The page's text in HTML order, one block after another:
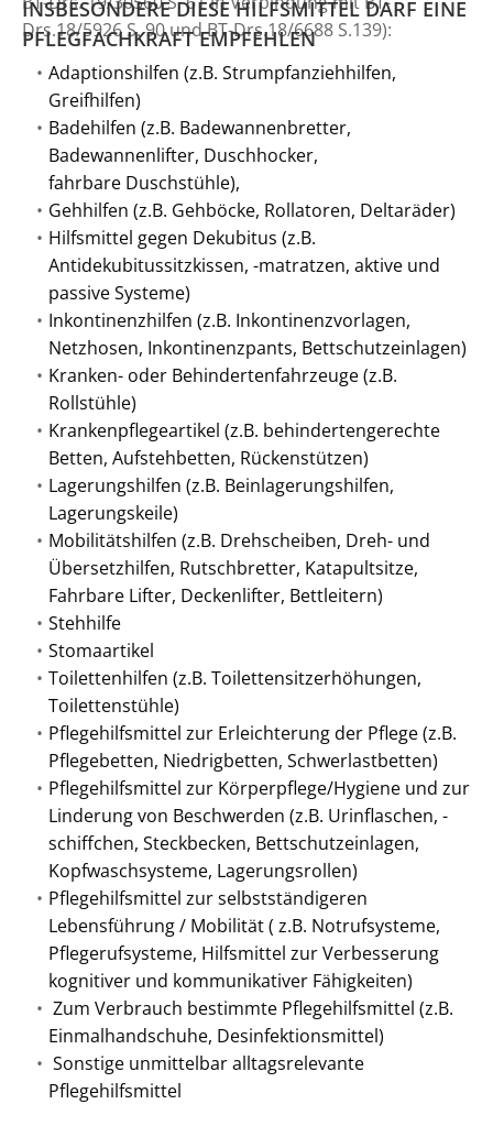
Drs.18/5926 S. 90 und BT-Drs.18/6688 S.139):
INSBESONDERE DIESE HILFSMITTEL DARF EINE
PFLEGFACHKRAFT EMPFEHLEN
Adaptionshilfen (z.B. Strumpfanziehhilfen,
Greifhilfen)
Badehilfen (z.B. Badewannenbretter,
Badewannenlifter, Duschhocker,
fahrbare Duschstühle),
Gehhilfen (z.B. Gehböcke, Rollatoren, Deltaräder)
Hilfsmittel gegen Dekubitus (z.B.
Antidekubitussitzkissen, -matratzen, aktive und
passive Systeme)
Inkontinenzhilfen (z.B. Inkontinenzvorlagen,
Netzhosen, Inkontinenzpants, Bettschutzeinlagen)
Kranken- oder Behindertenfahrzeuge (z.B.
Rollstühle)
Krankenpflegeartikel (z.B. behindertengerechte
Betten, Aufstehbetten, Rückenstützen)
Lagerungshilfen (z.B. Beinlagerungshilfen,
Lagerungskeile)
Mobilitätshilfen (z.B. Drehscheiben, Dreh- und
Übersetzhilfen, Rutschbretter, Katapultsitze,
Fahrbare Lifter, Deckenlifter, Bettleitern)
Stehhilfe
Stomaartikel
Toilettenhilfen (z.B. Toilettensitzerhöhungen,
Toilettenstühle)
Pflegehilfsmittel zur Erleichterung der Pflege (z.B.
Pflegebetten, Niedrigbetten, Schwerlastbetten)
Pflegehilfsmittel zur Körperpflege/Hygiene und zur
Linderung von Beschwerden (z.B. Urinflaschen, -
schiffchen, Steckbecken, Bettschutzeinlagen,
Kopfwaschsysteme, Lagerungsrollen)
Pflegehilfsmittel zur selbstständigeren
Lebensführung / Mobilität ( z.B. Notrufsysteme,
Pflegerufsysteme, Hilfsmittel zur Verbesserung
kognitiver und kommunikativer Fähigkeiten)
Zum Verbrauch bestimmte Pflegehilfsmittel (z.B.
Einmalhandschuhe, Desinfektionsmittel)
Sonstige unmittelbar alltagsrelevante
Pflegehilfsmittel